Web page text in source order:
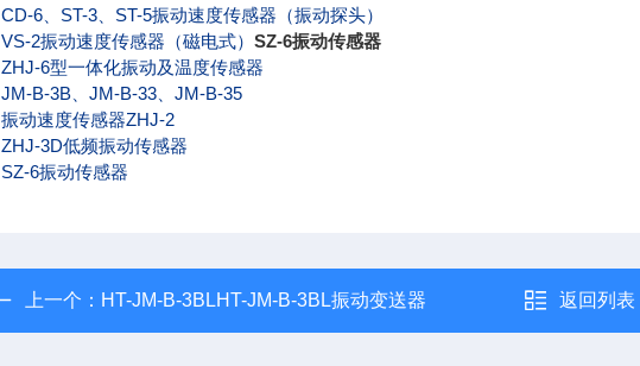
CD-6 、ST-3、ST-5振动速度传感器（振动探头）
VS-2振动速度传感器（磁电式） SZ-6振动传感器
ZHJ-6型一体化振动及温度传感器
JM-B-3B 、JM-B-33、JM-B-35
振动速度传感器ZHJ-2
ZHJ-3D低频振动传感器
SZ-6振动传感器
上一个： HT-JM-B-3BLHT-JM-B-3BL振动变送器 返回列表